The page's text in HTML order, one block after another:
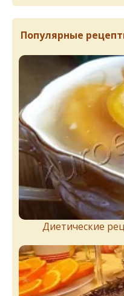
Популярные
Диетические